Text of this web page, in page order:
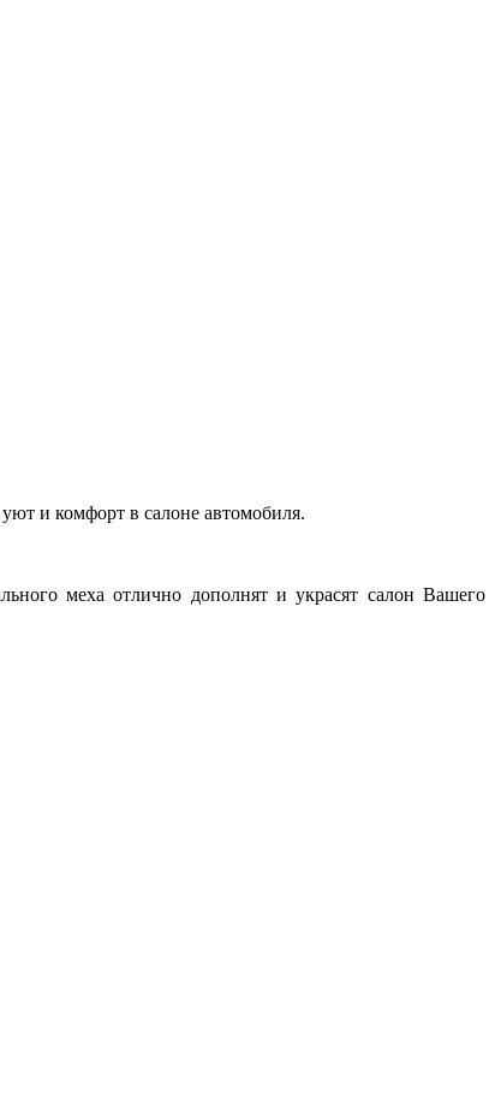
и комфорт в салоне автомобиля.
меха отлично дополнят и украсят салон Вашего